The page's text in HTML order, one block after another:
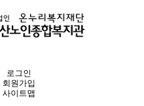
로그인
회원가입
사이트맵